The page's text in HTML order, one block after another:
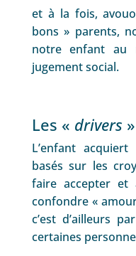
et à la fois,
bons » parents,
notre enfant au
jugement social.
Les « drivers »
L’enfant
basés sur les
faire accepter et
confondre «
c’est d’ailleurs
certaines